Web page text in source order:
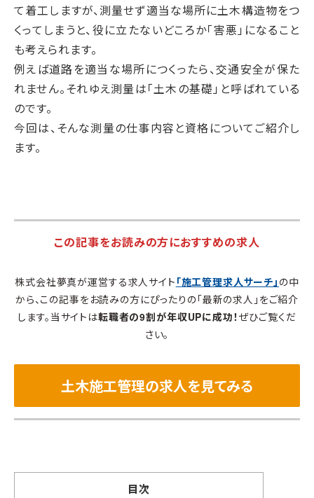
て着工しますが、測量せず適当な場所に土木構造物をつ
くってしまうと、役に立たないどころか「害悪」になること
も考えられます。
例えば道路を適当な場所につくったら、交通安全が保た
れません。それゆえ測量は「土木の基礎」と呼ばれている
のです。
今回は、そんな測量の仕事内容と資格についてご紹介し
ます。
この記事をお読みの方におすすめの求人
株式会社夢真が運営する求人サイト 「施工管理求人サーチ」 の中
から、この記事をお読みの方にぴったりの「最新の求人」をご紹介
します。当サイトは転職者の9割が年収UPに成功！ぜひご覧くだ
さい。
土木施工管理の求人を見てみる
目次